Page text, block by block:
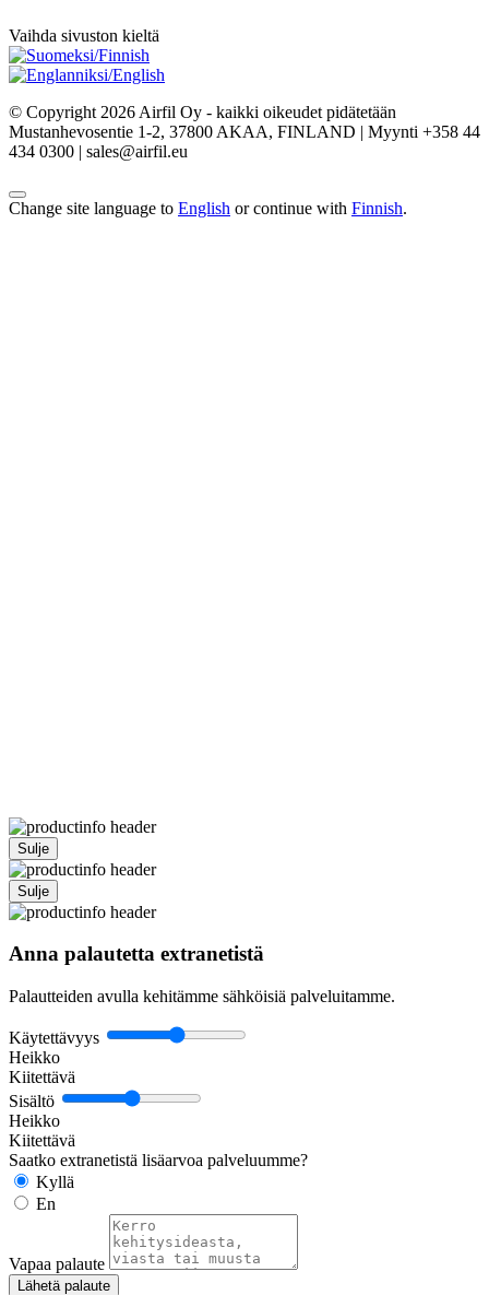
Vaihda sivuston kieltä
© Copyright 2026 Airfil Oy - kaikki oikeudet pidätetään
Mustanhevosentie 1-2, 37800 AKAA, FINLAND | Myynti +358 44
434 0300 | sales@airfil.eu
Change site language to English or continue with Finnish.
Sulje
Sulje
Anna palautetta extranetistä
Palautteiden avulla kehitämme sähköisiä palveluitamme.
Käytettävyys
Heikko
Kiitettävä
Sisältö
Heikko
Kiitettävä
Saatko extranetistä lisäarvoa palveluumme?
Kyllä
En
Vapaa palaute
Lähetä palaute